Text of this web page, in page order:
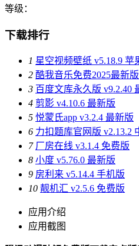
等级：
下载排行
1 星空视频壁纸 v5.18.9 苹
2 酷我音乐免费2025最新
3 百度文库永久版 v9.2.40
4 剪影 v4.10.6 最新版
5 悦蒙氏app v3.2.4 最新版
6 力扣题库官网版 v2.13.2
7 厂房在线 v3.1.4 免费版
8 小度 v5.76.0 最新版
9 房利来 v5.14.4 手机版
10 靓机汇 v2.5.6 免费版
应用介绍
应用截图